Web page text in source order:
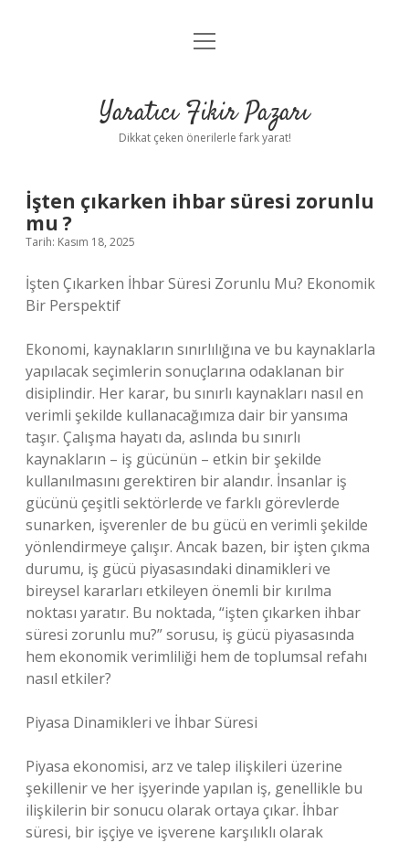
Anasayfa
Yasal Uyarı
menüyü
Yaratıcı Fikir Pazarı
Dikkat çeken önerilerle fark yarat!
İşten çıkarken ihbar süresi zorunlu
mu ?
Tarih: Kasım 18, 2025
İşten Çıkarken İhbar Süresi Zorunlu Mu? Ekonomik
Bir Perspektif
Ekonomi, kaynakların sınırlılığına ve bu kaynaklarla
yapılacak seçimlerin sonuçlarına odaklanan bir
disiplindir. Her karar, bu sınırlı kaynakları nasıl en
verimli şekilde kullanacağımıza dair bir yansıma
taşır. Çalışma hayatı da, aslında bu sınırlı
kaynakların – iş gücünün – etkin bir şekilde
kullanılmasını gerektiren bir alandır. İnsanlar iş
gücünü çeşitli sektörlerde ve farklı görevlerde
sunarken, işverenler de bu gücü en verimli şekilde
yönlendirmeye çalışır. Ancak bazen, bir işten çıkma
durumu, iş gücü piyasasındaki dinamikleri ve
bireysel kararları etkileyen önemli bir kırılma
noktası yaratır. Bu noktada, “işten çıkarken ihbar
süresi zorunlu mu?” sorusu, iş gücü piyasasında
hem ekonomik verimliliği hem de toplumsal refahı
nasıl etkiler?
Piyasa Dinamikleri ve İhbar Süresi
Piyasa ekonomisi, arz ve talep ilişkileri üzerine
şekillenir ve her işyerinde yapılan iş, genellikle bu
ilişkilerin bir sonucu olarak ortaya çıkar. İhbar
süresi, bir işçiye ve işverene karşılıklı olarak